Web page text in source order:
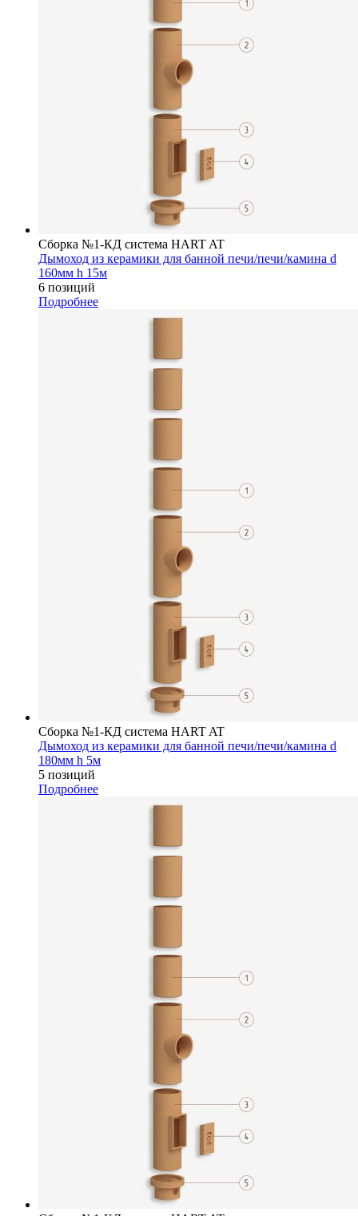
Сборка №1-КД система HART AT
Дымоход из керамики для банной печи/печи/камина d
160мм h 15м
6 позиций
Подробнее
Сборка №1-КД система HART AT
Дымоход из керамики для банной печи/печи/камина d
180мм h 5м
5 позиций
Подробнее